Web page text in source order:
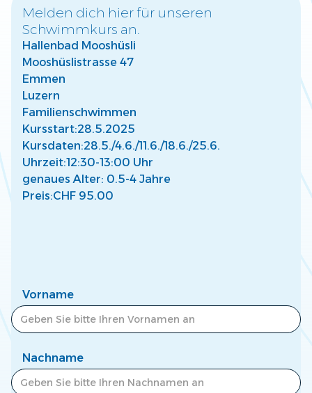
Warum frühzeitige Wassergewöhnung für
Kinder wichtig ist
Entdecke, wie frühe Wassergewöhnung die Entwicklung
Deines Kindes fördert und eine sichere Basis für Freude
Mehr lesen
Zum Newscenter >
Melden dich hier für unseren
Schwimmkurs an.
Hallenbad Mooshüsli
Mooshüslistrasse 47
Emmen
Luzern
Familienschwimmen
Kursstart:28.5.2025
Kursdaten:28.5./4.6./11.6./18.6./25.6.
Uhrzeit:12:30-13:00 Uhr
genaues Alter: 0.5-4 Jahre
Preis:CHF 95.00
Vorname
Nachname